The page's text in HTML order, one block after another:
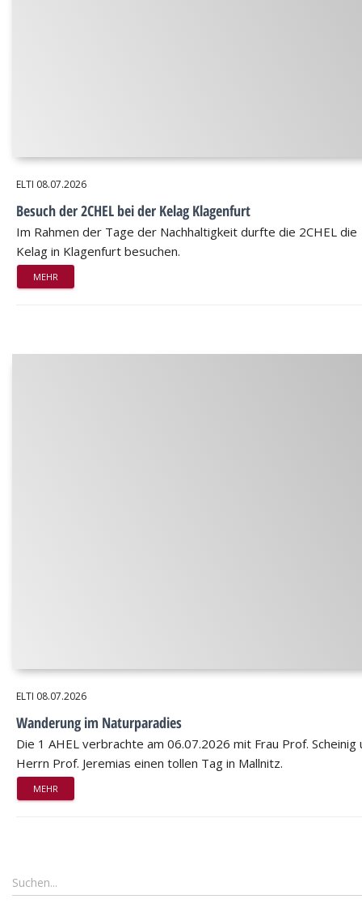
ELTI 08.07.2026
Besuch der 2CHEL bei der Kelag Klagenfurt
Im Rahmen der Tage der Nachhaltigkeit durfte die 2CHEL die
Kelag in Klagenfurt besuchen.
MEHR
ELTI 08.07.2026
Wanderung im Naturparadies
Die 1 AHEL verbrachte am 06.07.2026 mit Frau Prof. Scheinig
Herrn Prof. Jeremias einen tollen Tag in Mallnitz.
MEHR